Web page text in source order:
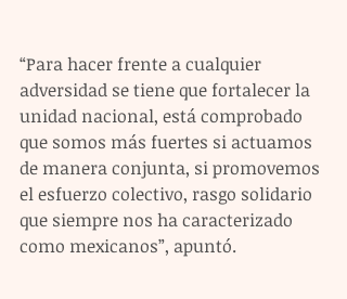
“Para hacer frente a cualquier
adversidad se tiene que fortalecer la
unidad nacional, está comprobado
que somos más fuertes si actuamos
de manera conjunta, si promovemos
el esfuerzo colectivo, rasgo solidario
que siempre nos ha caracterizado
como mexicanos”, apuntó.